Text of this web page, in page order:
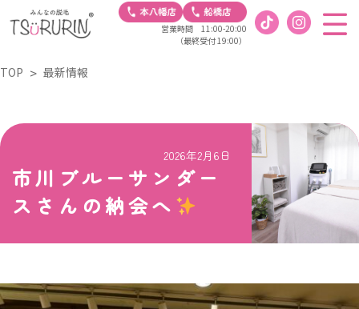
営業時間 11:00-20:00
（最終受付 19:00）
TOP 最新情報
2026年2月6日
市川ブルーサンダー
スさんの納会へ